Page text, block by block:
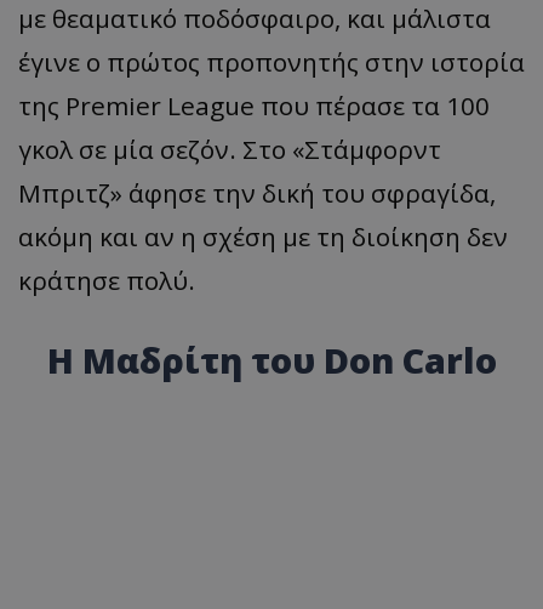
με θεαματικό ποδόσφαιρο, και μάλιστα
έγινε ο πρώτος προπονητής στην ιστορία
της Premier League που πέρασε τα 100
γκολ σε μία σεζόν. Στο «Στάμφορντ
Μπριτζ» άφησε την δική του σφραγίδα,
ακόμη και αν η σχέση με τη διοίκηση δεν
κράτησε πολύ.
Η Μαδρίτη του Don Carlo